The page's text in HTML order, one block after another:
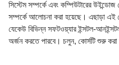
সিস্টেম সম্পর্কে এবং কম্পিউটারের
সম্পর্কে আলোচনা করা হয়েছে। এছাড়া এই
যেকেউ বিভিন্ন সফটওয়্যার ইন্সটল-
অর্জন করতে পারবে। চলুন, কোর্সটি শুরু করা